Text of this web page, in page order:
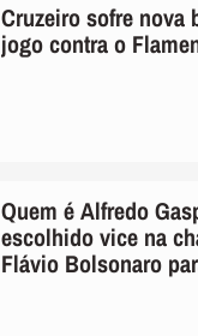
Cruzeiro sofre nova
jogo contra o
Quem é Alfredo
escolhido vice na
Flávio Bolsonaro